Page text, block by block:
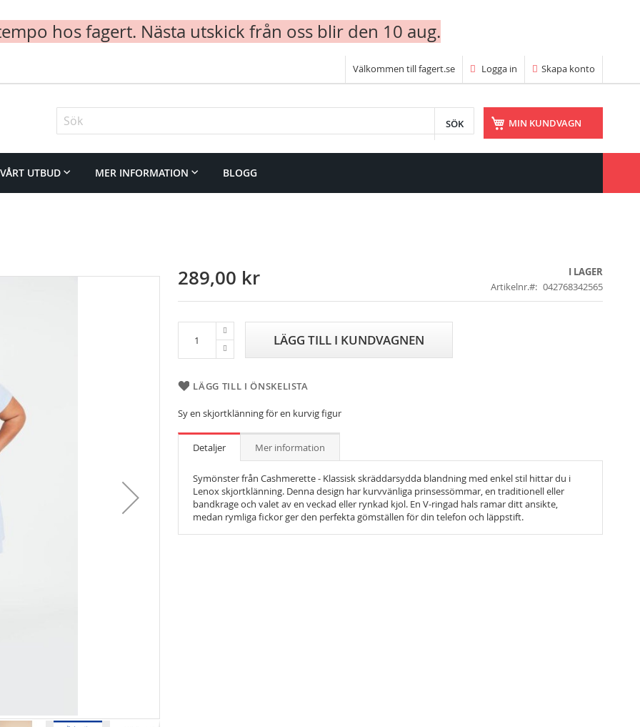
hos fagert. Nästa utskick från oss blir den 10 aug.
Välkommen till fagert.se Logga in Skapa konto
MIN KUNDVAGN
Sök
VÅRT UTBUD MER INFORMATION BLOGG
289,00 kr
I LAGER
Artikelnr.
042768342565
LÄGG TILL I KUNDVAGNEN
LÄGG TILL I ÖNSKELISTA
Sy en skjortklänning för en kurvig figur
Detaljer
Symönster från Cashmerette - Klassisk skräddarsydda blandning med enkel stil hittar du i
Lenox skjortklänning. Denna design har kurvvänliga prinsessömmar, en traditionell eller
bandkrage och valet av en veckad eller rynkad kjol. En V-ringad hals ramar ditt ansikte,
medan rymliga fickor ger den perfekta gömställen för din telefon och läppstift.
Mer information